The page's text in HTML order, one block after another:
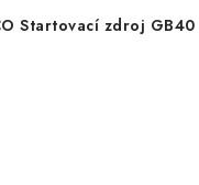
Startovací zdroj GB40